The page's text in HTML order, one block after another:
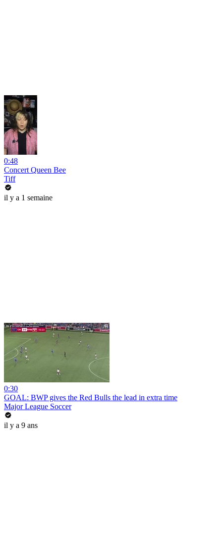
0:48
Concert Queen Bee
Tiff
il y a 1 semaine
0:30
GOAL: BWP gives the Red Bulls the lead in extra time
Major League Soccer
il y a 9 ans